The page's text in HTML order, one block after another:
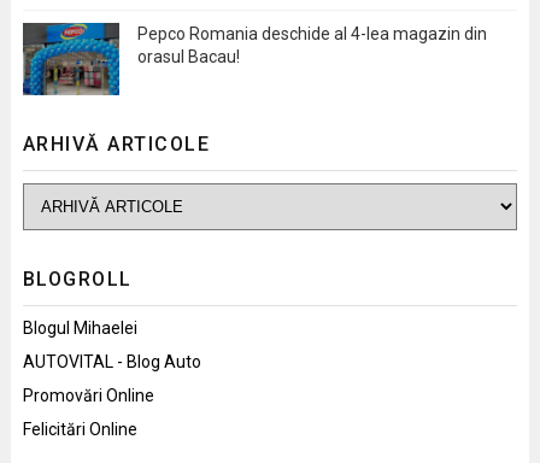
Pepco Romania deschide al 4-lea magazin din
orasul Bacau!
ARHIVĂ ARTICOLE
BLOGROLL
Blogul Mihaelei
AUTOVITAL - Blog Auto
Promovări Online
Felicitări Online